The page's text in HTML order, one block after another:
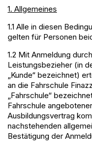
1. Allgemeines
1.1 Alle in diesen
gelten für Personen
1.2 Mit Anmeldung
Leistungsbezieher (in
„Kunde“ bezeichnet)
an die Fahrschule
„Fahrschule“
Fahrschule
Ausbildungsvertrag
nachstehenden
Bestätigung der